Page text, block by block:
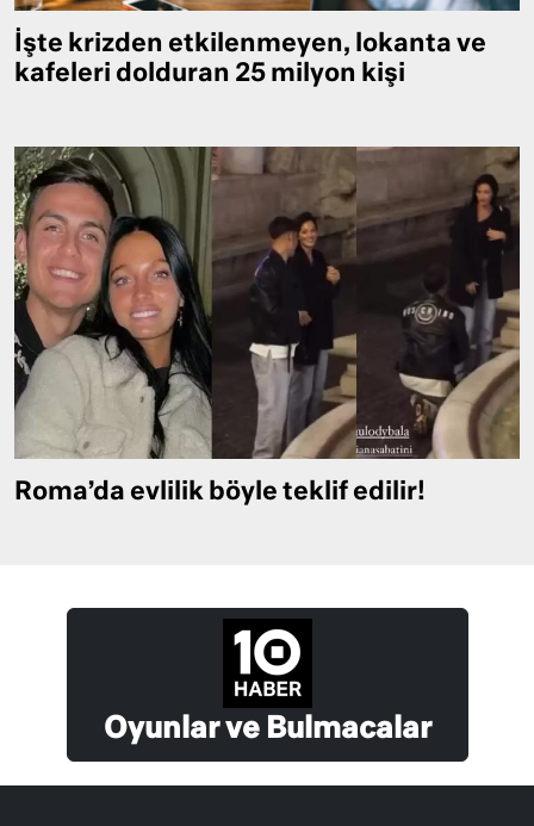
İşte krizden etkilenmeyen, lokanta ve
kafeleri dolduran 25 milyon kişi
Roma’da evlilik böyle teklif edilir!
Oyunlar ve Bulmacalar